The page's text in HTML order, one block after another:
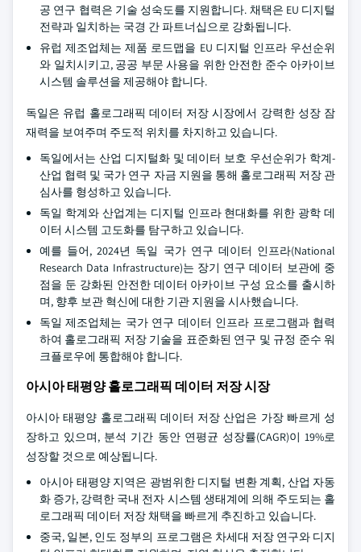
공 연구 협력은 기술 성숙도를 지원합니다. 채택은 EU 디지털
전략과 일치하는 국경 간 파트너십으로 강화됩니다.
유럽 제조업체는 제품 로드맵을 EU 디지털 인프라 우선순위
와 일치시키고, 공공 부문 사용을 위한 안전한 준수 아카이브
시스템 솔루션을 제공해야 합니다.
독일은 유럽 홀로그래픽 데이터 저장 시장에서 강력한 성장 잠
재력을 보여주며 주도적 위치를 차지하고 있습니다.
독일에서는 산업 디지털화 및 데이터 보호 우선순위가 학계-
산업 협력 및 국가 연구 자금 지원을 통해 홀로그래픽 저장 관
심사를 형성하고 있습니다.
독일 학계와 산업계는 디지털 인프라 현대화를 위한 광학 데
이터 시스템 고도화를 탐구하고 있습니다.
예를 들어, 2024년 독일 국가 연구 데이터 인프라(National
Research Data Infrastructure)는 장기 연구 데이터 보관에 중
점을 둔 강화된 안전한 데이터 아카이브 구성 요소를 출시하
며, 향후 보관 혁신에 대한 기관 지원을 시사했습니다.
독일 제조업체는 국가 연구 데이터 인프라 프로그램과 협력
하여 홀로그래픽 저장 기술을 표준화된 연구 및 규정 준수 워
크플로우에 통합해야 합니다.
아시아 태평양 홀로그래픽 데이터 저장 시장
아시아 태평양 홀로그래픽 데이터 저장 산업은 가장 빠르게 성
장하고 있으며, 분석 기간 동안 연평균 성장률(CAGR)이 19%로
성장할 것으로 예상됩니다.
아시아 태평양 지역은 광범위한 디지털 변환 계획, 산업 자동
화 증가, 강력한 국내 전자 시스템 생태계에 의해 주도되는 홀
로그래픽 데이터 저장 채택을 빠르게 추진하고 있습니다.
중국, 일본, 인도 정부의 프로그램은 차세대 저장 연구와 디지